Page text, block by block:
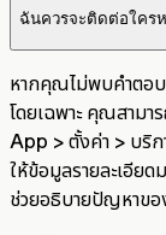
ฉันควรจะติดต่อใคร
หากคุณไม่พบคำตอ
โดยเฉพาะ คุณสามา
App > ตั้งค่า > บริก
ให้ข้อมูลรายละเอีย
ช่วยอธิบายปัญหาข